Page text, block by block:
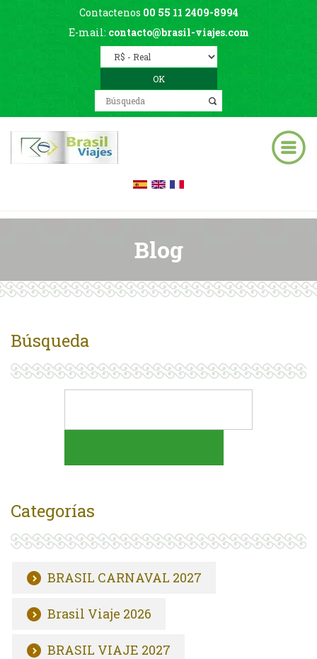
Contactenos 00 55 11 2409-8994
E-mail: contacto@brasil-viajes.com
Blog
Búsqueda
Categorías
BRASIL CARNAVAL 2027
Brasil Viaje 2026
BRASIL VIAJE 2027